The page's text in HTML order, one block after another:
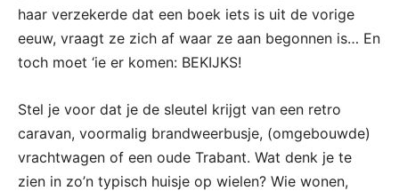
haar verzekerde dat een boek iets is uit de vorige
eeuw, vraagt ze zich af waar ze aan begonnen is… En
toch moet ‘ie er komen: BEKIJKS!
Stel je voor dat je de sleutel krijgt van een retro
caravan, voormalig brandweerbusje, (omgebouwde)
vrachtwagen of een oude Trabant. Wat denk je te
zien in zo’n typisch huisje op wielen? Wie wonen,